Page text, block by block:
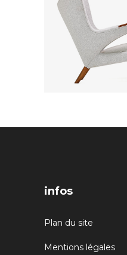
infos
Plan du site
Mentions légales